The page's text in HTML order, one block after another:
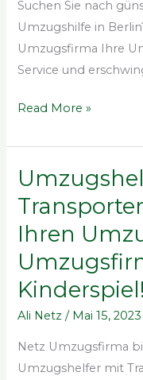
Suchen Sie nach
Umzugshilfe in
Umzugsfirma Ihre
Service und
Read More »
Ihren
Kinderspiel!
Ali Netz/ Mai 15, 2023
Netz Umzugsfirma
Umzugshelfer mit
Umzugshelfer
mit
Transporter
–
Machen
Sie
Umzug
mit
Netz